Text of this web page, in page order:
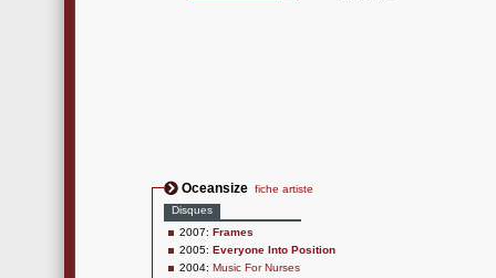
Oceansize fiche artiste
Disques
2007: Frames
2005: Everyone Into Position
2004: Music For Nurses